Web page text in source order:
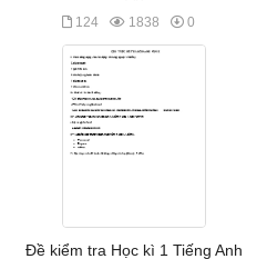
124 1838 0
Đề kiểm tra Học kì 1 Tiếng Anh